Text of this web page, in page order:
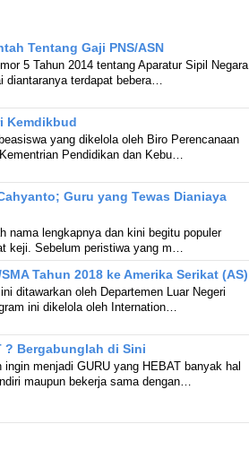
Tentang Gaji PNS/ASN
5 Tahun 2014 tentang Aparatur Sipil Negara
diantaranya terdapat bebera…
Kemdikbud
yang dikelola oleh Biro Perencanaan
Pendidikan dan Kebu…
Guru yang Tewas Dianiaya
nama lengkapnya dan kini begitu populer
keji. Sebelum peristiwa yang m…
Tahun 2018 ke Amerika Serikat (AS)
ditawarkan oleh Departemen Luar Negeri
ini dikelola oleh Internation…
? Bergabunglah di Sini
menjadi GURU yang HEBAT banyak hal
maupun bekerja sama dengan…